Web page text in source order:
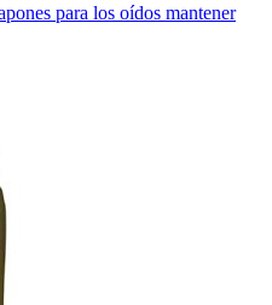
para los oídos mantener